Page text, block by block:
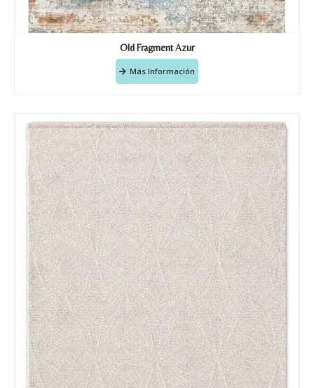
Old Fragment Azur
Más Información